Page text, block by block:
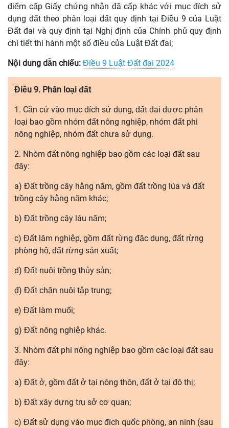
điểm cấp Giấy chứng nhận đã cấp khác với mục đích sử
dụng đất theo phân loại đất quy định tại Điều 9 của Luật
Đất đai và quy định tại Nghị định của Chính phủ quy định
chi tiết thi hành một số điều của Luật Đất đai;
Nội dung dẫn chiếu: Điều 9 Luật Đất đai 2024
Điều 9. Phân loại đất
1. Căn cứ vào mục đích sử dụng, đất đai được phân
loại bao gồm nhóm đất nông nghiệp, nhóm đất phi
nông nghiệp, nhóm đất chưa sử dụng.
2. Nhóm đất nông nghiệp bao gồm các loại đất sau
đây:
a) Đất trồng cây hằng năm, gồm đất trồng lúa và đất
trồng cây hằng năm khác;
b) Đất trồng cây lâu năm;
c) Đất lâm nghiệp, gồm đất rừng đặc dụng, đất rừng
phòng hộ, đất rừng sản xuất;
d) Đất nuôi trồng thủy sản;
đ) Đất chăn nuôi tập trung;
e) Đất làm muối;
g) Đất nông nghiệp khác.
3. Nhóm đất phi nông nghiệp bao gồm các loại đất sau
đây:
a) Đất ở, gồm đất ở tại nông thôn, đất ở tại đô thị;
b) Đất xây dựng trụ sở cơ quan;
c) Đất sử dụng vào mục đích quốc phòng, an ninh (sau